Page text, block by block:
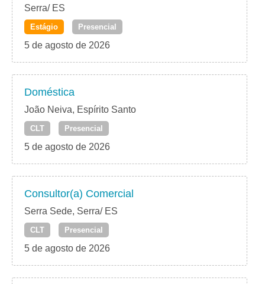
Serra/ ES
Estágio Presencial
5 de agosto de 2026
Doméstica
João Neiva, Espírito Santo
CLT Presencial
5 de agosto de 2026
Consultor(a) Comercial
Serra Sede, Serra/ ES
CLT Presencial
5 de agosto de 2026